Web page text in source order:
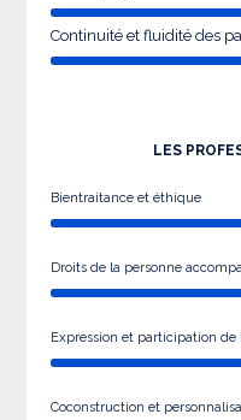
Continuité et fluidité des
LES
Bientraitance et éthique
Droits de la personne
Expression et participation
Coconstruction et